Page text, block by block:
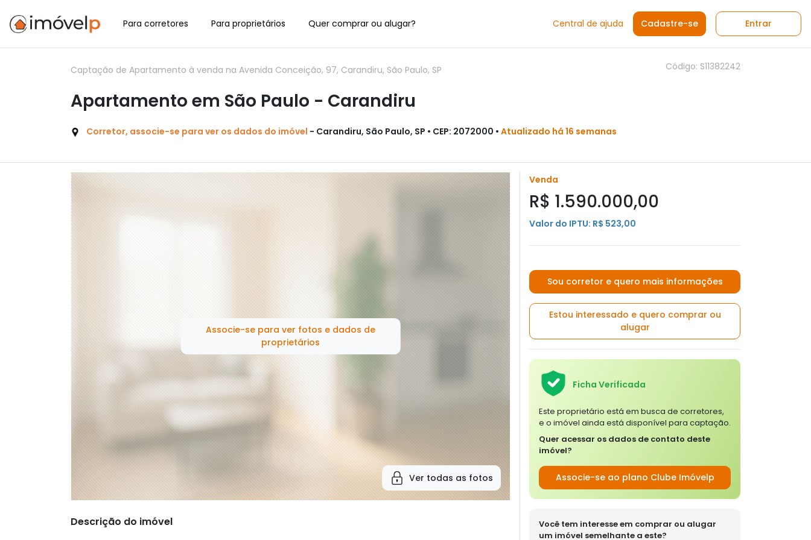
Para corretores Para proprietários Quer comprar ou alugar? Central de ajuda Cadastre-se Entrar
Captação de Apartamento à venda na Avenida Conceição, 97, Carandiru, São Paulo, SP Código: S11382242
Apartamento em São Paulo - Carandiru
Corretor, associe-se para ver os dados do imóvel - Carandiru, São Paulo, SP • CEP: 2072000 • Atualizado há 16 semanas
Associe-se para ver fotos e dados de
proprietários
Ver todas as fotos
Descrição do imóvel
Venda
R$ 1.590.000,00
Valor do IPTU: R$ 523,00
Sou corretor e quero mais informações
Estou interessado e quero comprar ou
alugar
Ficha Verificada
Este proprietário está em busca de corretores,
e o imóvel ainda está disponível para captação.
Quer acessar os dados de contato deste
imóvel?
Associe-se ao plano Clube Imóvelp
Você tem interesse em comprar ou alugar
um imóvel semelhante a este?